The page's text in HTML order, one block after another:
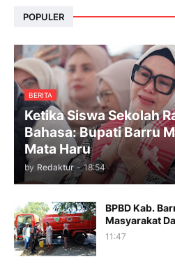
POPULER
BERITA
Ketika Siswa Sekolah
Bahasa: Bupati Barru
Mata Haru
by Redaktur - 18:54
BPBD Kab.
Masyarakat
11:47